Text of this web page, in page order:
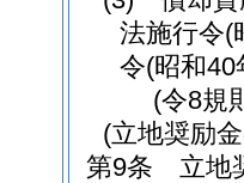
法施行令(
令(昭和40
(令8規
(立地奨励
第9条
立地